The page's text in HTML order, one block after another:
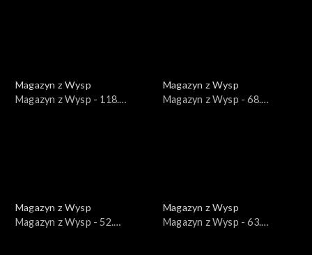
Magazyn z Wysp
Magazyn z Wysp - 118.
Magazyn z Wysp
Magazyn z Wysp - 68.
Magazyn z Wysp
Magazyn z Wysp - 52.
Magazyn z Wysp
Magazyn z Wysp - 63.